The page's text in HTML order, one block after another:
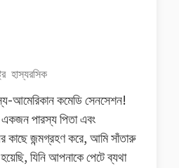
হাস্যরসিক
আমেরিকান কমেডি সেনসেশন!
পারস্য পিতা এবং
কাছে জন্মগ্রহণ করে, আমি সাঁতারু
যিনি আপনাকে পেটে ব্যথা